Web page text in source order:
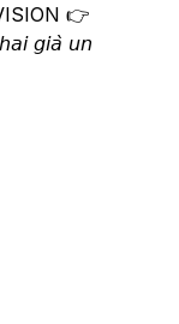
👉
𝘨𝘪𝘢̀ 𝘶𝘯